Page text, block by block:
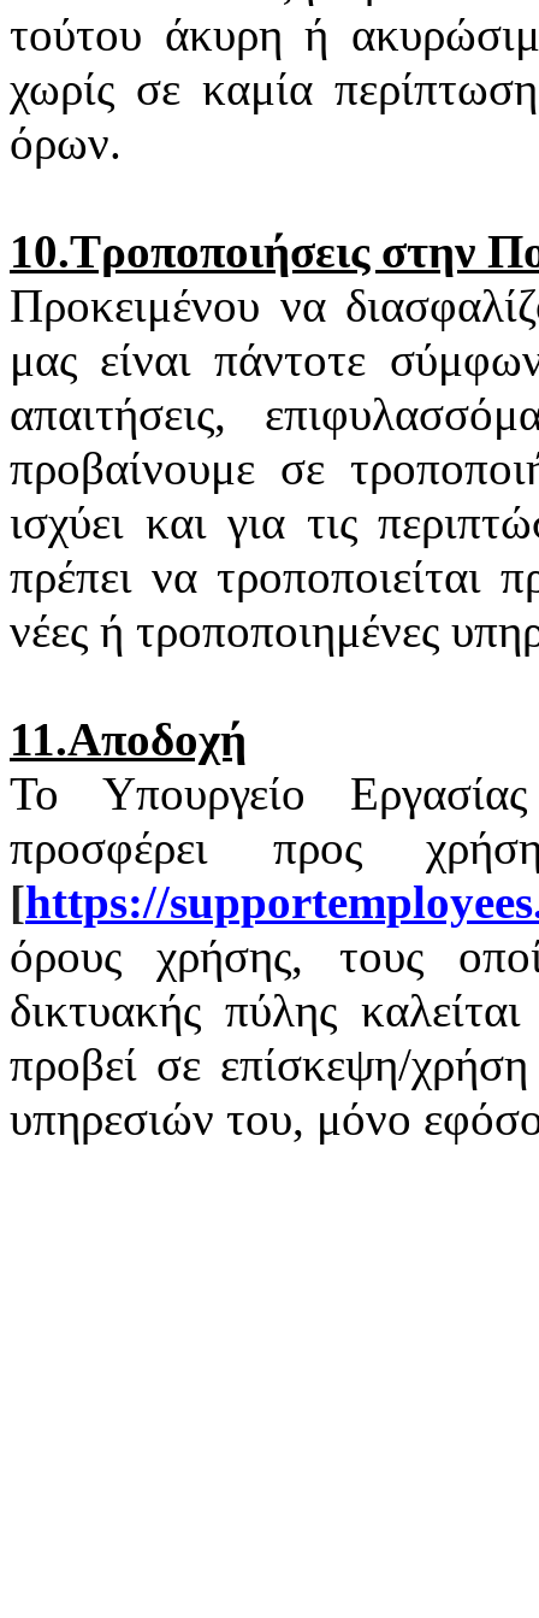
τούτου άκυρη ή
χωρίς σε καμία
όρων.
10.Τροποποιήσεις στην
Προκειμένου να
μας είναι πάντοτε
απαιτήσεις,
προβαίνουμε σε
ισχύει και για τις
πρέπει να τροποποιείται
νέες ή τροποποιημένες
11.Αποδοχή
Το Υπουργείο
προσφέρει προς
[https://supportemployees
όρους χρήσης, τους
δικτυακής πύλης
προβεί σε επίσκεψη/
υπηρεσιών του, μόνο